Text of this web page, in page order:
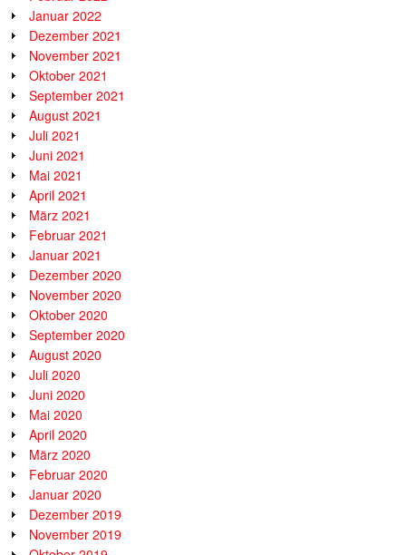
Januar 2022
Dezember 2021
November 2021
Oktober 2021
September 2021
August 2021
Juli 2021
Juni 2021
Mai 2021
April 2021
März 2021
Februar 2021
Januar 2021
Dezember 2020
November 2020
Oktober 2020
September 2020
August 2020
Juli 2020
Juni 2020
Mai 2020
April 2020
März 2020
Februar 2020
Januar 2020
Dezember 2019
November 2019